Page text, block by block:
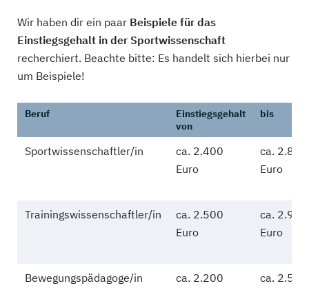
Wir haben dir ein paar Beispiele für das
Einstiegsgehalt in der Sportwissenschaft
recherchiert. Beachte bitte: Es handelt sich hierbei nur
um Beispiele!
Beruf
Einstiegsgehalt
von
bis
Sportwissenschaftler/in
ca. 2.400
Euro
ca. 2.800
Euro
Trainingswissenschaftler/in
ca. 2.500
Euro
ca. 2.900
Euro
Bewegungspädagoge/in
ca. 2.200
ca. 2.500